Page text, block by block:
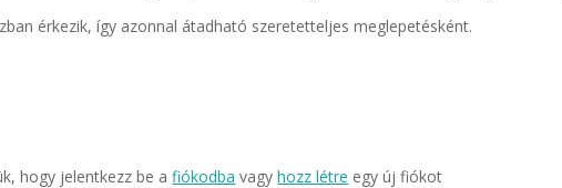
érkezik, így azonnal átadható szeretetteljes meglepetésként.
hogy jelentkezz be afiókodba vagyhozz létre egy új fiókot